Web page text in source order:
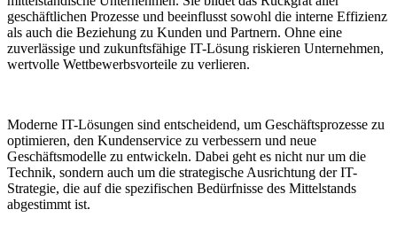
geschäftlichen Prozesse und beeinflusst sowohl die interne Effizienz
als auch die Beziehung zu Kunden und Partnern. Ohne eine
zuverlässige und zukunftsfähige IT-Lösung riskieren Unternehmen,
wertvolle Wettbewerbsvorteile zu verlieren.
Moderne IT-Lösungen sind entscheidend, um Geschäftsprozesse zu
optimieren, den Kundenservice zu verbessern und neue
Geschäftsmodelle zu entwickeln. Dabei geht es nicht nur um die
Technik, sondern auch um die strategische Ausrichtung der IT-
Strategie, die auf die spezifischen Bedürfnisse des Mittelstands
abgestimmt ist.